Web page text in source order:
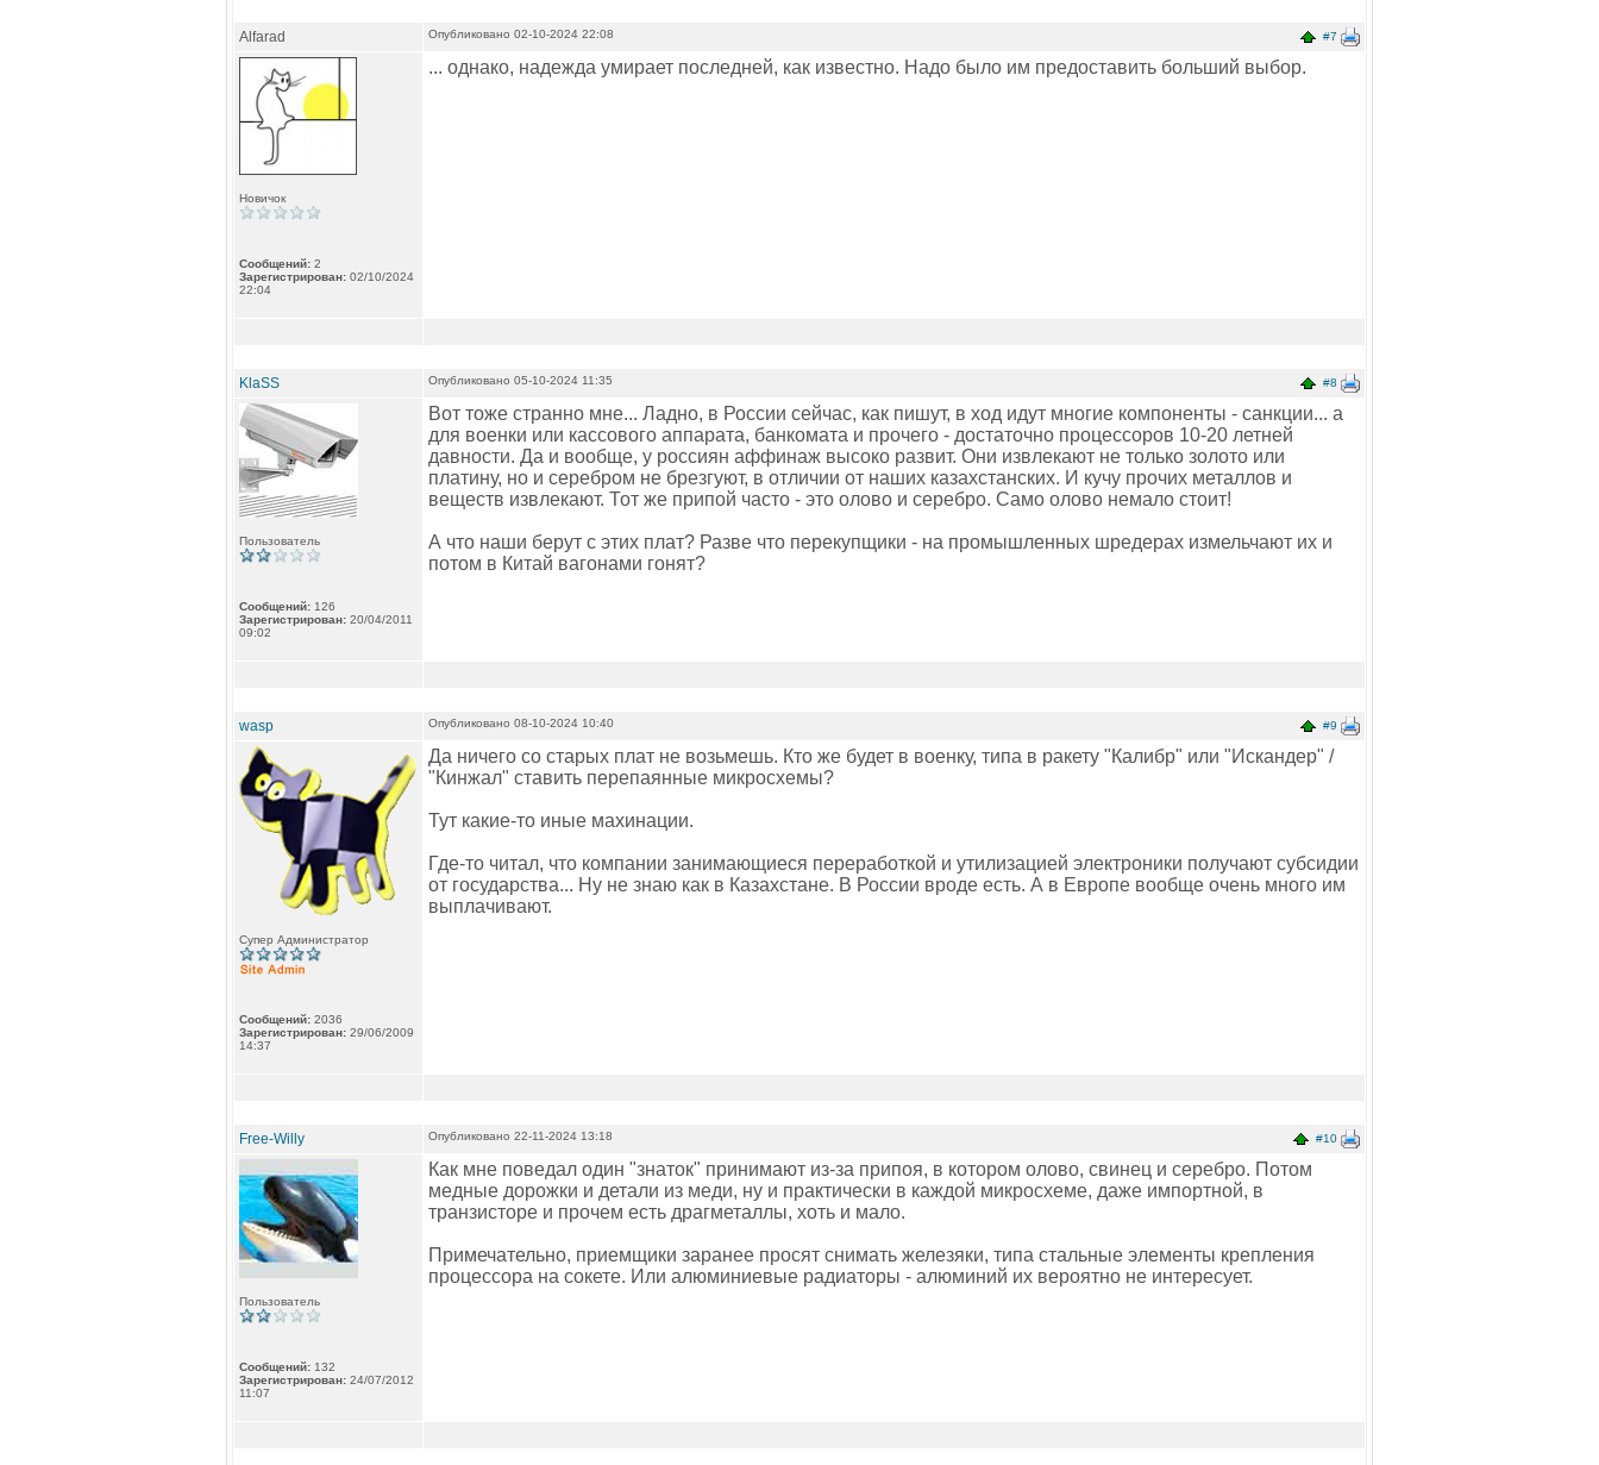
Alfarad #7
Опубликовано 02-10-2024 22:08
Новичок
Сообщений: 2
Зарегистрирован: 02/10/2024
22:04
... однако, надежда умирает последней, как известно. Надо было им предоставить больший выбор.
KlaSS #8
Опубликовано 05-10-2024 11:35
Пользователь
Сообщений: 126
Зарегистрирован: 20/04/2011
09:02
Вот тоже странно мне... Ладно, в России сейчас, как пишут, в ход идут многие компоненты - санкции... а
для военки или кассового аппарата, банкомата и прочего - достаточно процессоров 10-20 летней
давности. Да и вообще, у россиян аффинаж высоко развит. Они извлекают не только золото или
платину, но и серебром не брезгуют, в отличии от наших казахстанских. И кучу прочих металлов и
веществ извлекают. Тот же припой часто - это олово и серебро. Само олово немало стоит!
А что наши берут с этих плат? Разве что перекупщики - на промышленных шредерах измельчают их и
потом в Китай вагонами гонят?
wasp #9
Опубликовано 08-10-2024 10:40
Супер Администратор
Сообщений: 2036
Зарегистрирован: 29/06/2009
14:37
Да ничего со старых плат не возьмешь. Кто же будет в военку, типа в ракету "Калибр" или "Искандер" /
"Кинжал" ставить перепаянные микросхемы?
Тут какие-то иные махинации.
Где-то читал, что компании занимающиеся переработкой и утилизацией электроники получают субсидии
от государства... Ну не знаю как в Казахстане. В России вроде есть. А в Европе вообще очень много им
выплачивают.
Free-Willy #10
Опубликовано 22-11-2024 13:18
Пользователь
Сообщений: 132
Зарегистрирован: 24/07/2012
11:07
Как мне поведал один "знаток" принимают из-за припоя, в котором олово, свинец и серебро. Потом
медные дорожки и детали из меди, ну и практически в каждой микросхеме, даже импортной, в
транзисторе и прочем есть драгметаллы, хоть и мало.
Примечательно, приемщики заранее просят снимать железяки, типа стальные элементы крепления
процессора на сокете. Или алюминиевые радиаторы - алюминий их вероятно не интересует.